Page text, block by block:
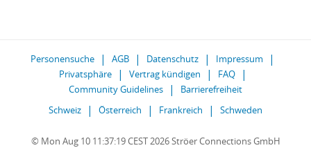
Personensuche AGB Datenschutz
Impressum
Privatsphäre
Vertrag kündigen
FAQ
Community Guidelines
Barrierefreiheit
Schweiz
Österreich Frankreich Schweden
© Mon Aug 10 11:37:19 CEST 2026 Ströer Connections GmbH